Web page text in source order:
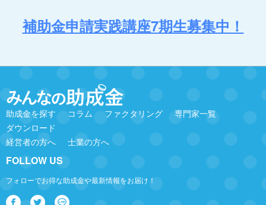
補助金申請実践講座7期生募集中！
助成金を探す コラム ファクタリング
専門家一覧
ダウンロード
経営者の方へ
士業の方へ
FOLLOW US
フォローでお得な助成金や最新情報をお届け！